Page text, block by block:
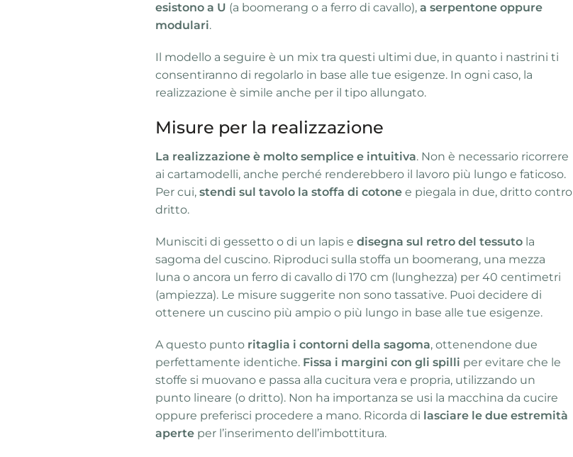
esistono a U (a boomerang o a ferro di cavallo), a serpentone oppure
modulari.
Il modello a seguire è un mix tra questi ultimi due, in quanto i nastrini ti
consentiranno di regolarlo in base alle tue esigenze. In ogni caso, la
realizzazione è simile anche per il tipo allungato.
Misure per la realizzazione
La realizzazione è molto semplice e intuitiva. Non è necessario ricorrere
ai cartamodelli, anche perché renderebbero il lavoro più lungo e faticoso.
Per cui, stendi sul tavolo la stoffa di cotone e piegala in due, dritto contro
dritto.
Munisciti di gessetto o di un lapis e disegna sul retro del tessuto la
sagoma del cuscino. Riproduci sulla stoffa un boomerang, una mezza
luna o ancora un ferro di cavallo di 170 cm (lunghezza) per 40 centimetri
(ampiezza). Le misure suggerite non sono tassative. Puoi decidere di
ottenere un cuscino più ampio o più lungo in base alle tue esigenze.
A questo punto ritaglia i contorni della sagoma, ottenendone due
perfettamente identiche. Fissa i margini con gli spilli per evitare che le
stoffe si muovano e passa alla cucitura vera e propria, utilizzando un
punto lineare (o dritto). Non ha importanza se usi la macchina da cucire
oppure preferisci procedere a mano. Ricorda di lasciare le due estremità
aperte per l’inserimento dell’imbottitura.